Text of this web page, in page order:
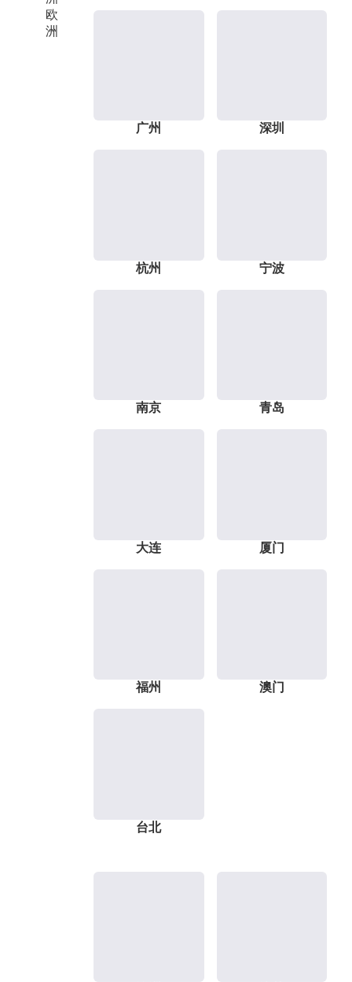
欧
洲
广州 深圳
杭州 宁波
南京 青岛
大连 厦门
福州 澳门
台北